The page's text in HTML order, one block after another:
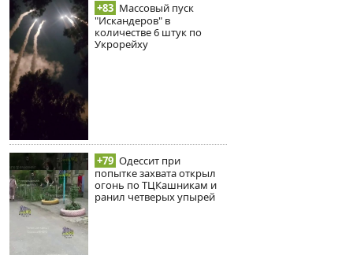
+83 Массовый пуск
"Искандеров" в
количестве 6 штук по
Укрорейху
+79 Одессит при
попытке захвата открыл
огонь по ТЦКашникам и
ранил четверых упырей